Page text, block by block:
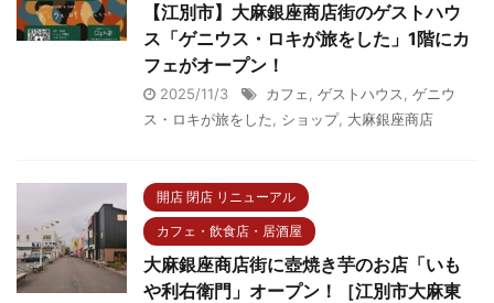
【江別市】大麻銀座商店街のゲストハウ
ス「ゲニウス・ロキが旅をした」1階にカ
フェがオープン！
2025/11/3 カフェ, ゲストハウス, ゲニウ
ス・ロキが旅をした, ショップ, 大麻銀座商店
開店 閉店 リニューアル
カフェ・飲食店・居酒屋
大麻銀座商店街に壺焼き芋のお店「いも
や利右衛門」オープン！［江別市大麻東